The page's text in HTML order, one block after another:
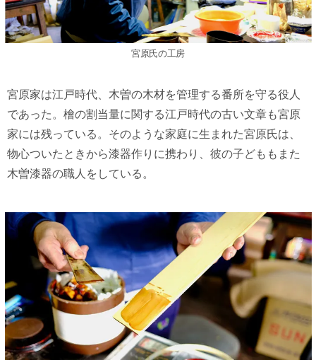
宮原氏の工房
宮原家は江戸時代、木曽の木材を管理する番所を守る役人
であった。檜の割当量に関する江戸時代の古い文章も宮原
家には残っている。そのような家庭に生まれた宮原氏は、
物心ついたときから漆器作りに携わり、彼の子どももまた
木曽漆器の職人をしている。